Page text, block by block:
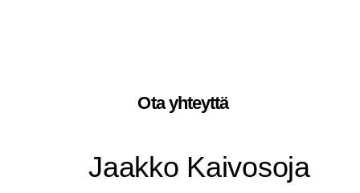
Ota yhteyt­tä
Jaak­ko Kaivosoja